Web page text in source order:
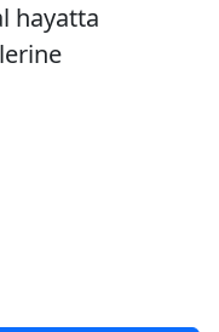
hayatta